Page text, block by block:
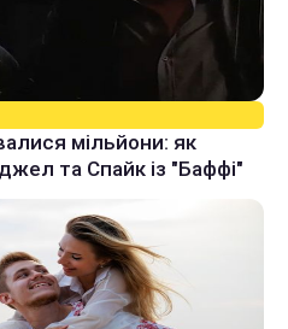
мільйони: як
та Спайк із "Баффі"